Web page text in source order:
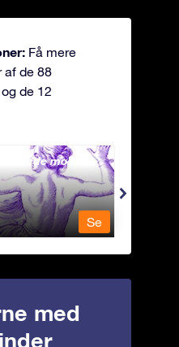
Få mere
af de 88
de 12
lænkede mø
Se
med